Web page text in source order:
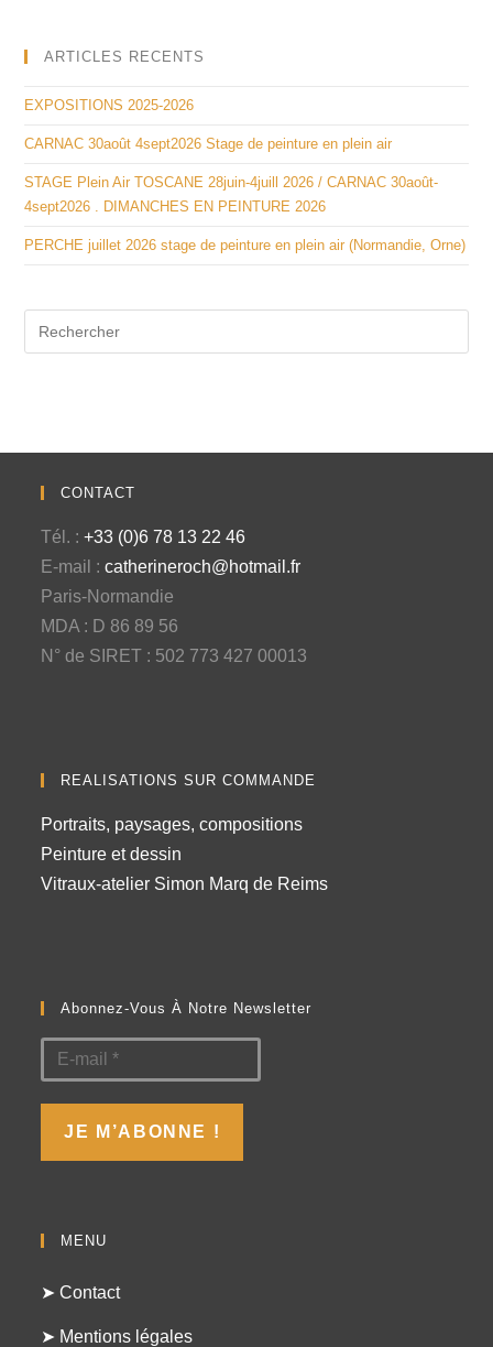
ARTICLES RECENTS
EXPOSITIONS 2025-2026
CARNAC 30août 4sept2026 Stage de peinture en plein air
STAGE Plein Air TOSCANE 28juin-4juill 2026 / CARNAC 30août-
4sept2026 . DIMANCHES EN PEINTURE 2026
PERCHE juillet 2026 stage de peinture en plein air (Normandie, Orne)
CONTACT
Tél. :+33 (0)6 78 13 22 46
E-mail :catherineroch@hotmail.fr
Paris-Normandie
MDA : D 86 89 56
N° de SIRET : 502 773 427 00013
REALISATIONS SUR COMMANDE
Portraits, paysages, compositions
Peinture et dessin
Vitraux-atelier Simon Marq de Reims
Abonnez-Vous À Notre Newsletter
MENU
➤ Contact
➤ Mentions légales